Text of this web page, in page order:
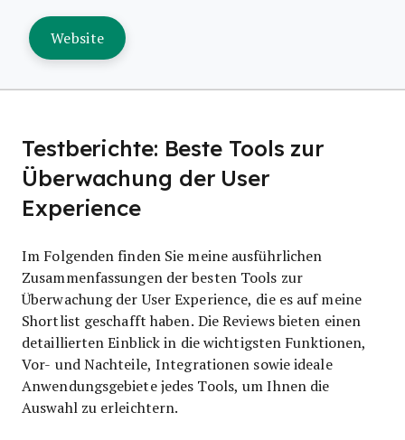
Website
Testberichte: Beste Tools zur
Überwachung der User
Experience
Im Folgenden finden Sie meine ausführlichen
Zusammenfassungen der besten Tools zur
Überwachung der User Experience, die es auf meine
Shortlist geschafft haben. Die Reviews bieten einen
detaillierten Einblick in die wichtigsten Funktionen,
Vor- und Nachteile, Integrationen sowie ideale
Anwendungsgebiete jedes Tools, um Ihnen die
Auswahl zu erleichtern.